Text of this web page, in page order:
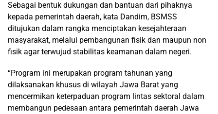
Sebagai bentuk dukungan dan bantuan dari pihaknya
kepada pemerintah daerah, kata Dandim, BSMSS
ditujukan dalam rangka menciptakan kesejahteraan
masyarakat, melalui pembangunan fisik dan maupun non
fisik agar terwujud stabilitas keamanan dalam negeri.
“Program ini merupakan program tahunan yang
dilaksanakan khusus di wilayah Jawa Barat yang
mencermikan keterpaduan program lintas sektoral dalam
membangun pedesaan antara pemerintah daerah Jawa